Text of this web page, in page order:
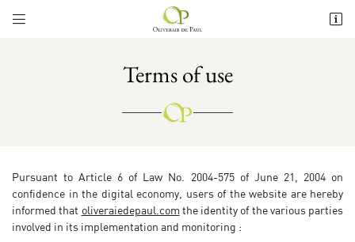
 
Terms of use
Pursuant to Article 6 of Law No. 2004-575 of June 21, 2004 on
confidence in the digital economy, users of the website are hereby
informed that oliveraiedepaul.comthe identity of the various parties
involved in its implementation and monitoring :